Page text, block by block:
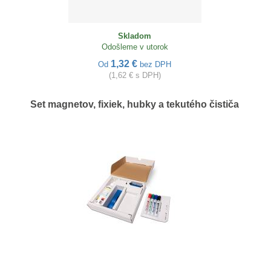
Skladom
Odošleme v utorok
Od 1,32 € bez DPH
(1,62 € s DPH)
Set magnetov, fixiek, hubky a tekutého čističa